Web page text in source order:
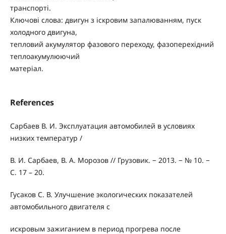
транспорті.
Ключові слова: двигун з іскровим запалюванням, пуск
холодного двигуна,
тепловий акумулятор фазового переходу, фазоперехідний
теплоакумулюючий
матеріал.
References
Сарбаев В. И. Эксплуатация автомобилей в условиях
низких температур /
В. И. Сарбаев, В. А. Морозов // Грузовик. − 2013. − № 10. −
С. 17 – 20.
Гусаков С. В. Улучшение экологических показателей
автомобильного двигателя с
искровым зажиганием в период прогрева после